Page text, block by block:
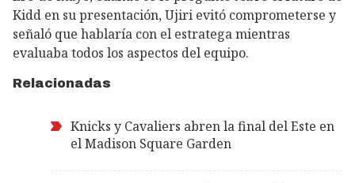
Kidd en su presentación, Ujiri evitó comprometerse y
señaló que hablaría con el estratega mientras
evaluaba todos los aspectos del equipo.
Relacionadas
Knicks y Cavaliers abren la final del Este en
el Madison Square Garden